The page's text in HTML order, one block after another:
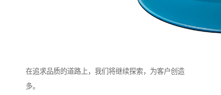
在追求品质的道路上，我们将继续探索，为客户创造
多。